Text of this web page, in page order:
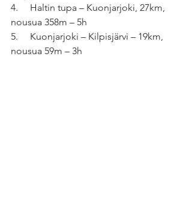
4.     Haltin tupa – Kuonjarjoki, 27km,
nousua 358m – 5h
5.     Kuonjarjoki – Kilpisjärvi – 19km,
nousua 59m – 3h